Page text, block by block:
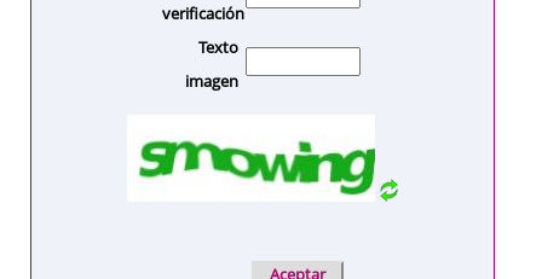
verificación
Texto
imagen